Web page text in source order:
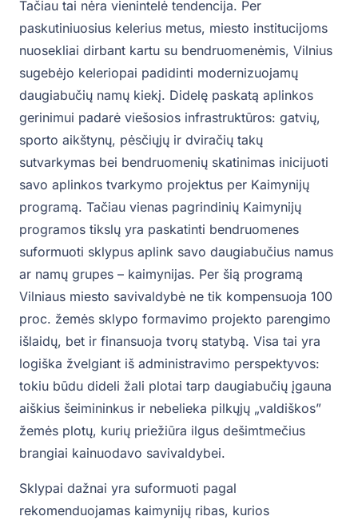
Tačiau tai nėra vienintelė tendencija. Per
paskutiniuosius kelerius metus, miesto institucijoms
nuosekliai dirbant kartu su bendruomenėmis, Vilnius
sugebėjo keleriopai padidinti modernizuojamų
daugiabučių namų kiekį. Didelę paskatą aplinkos
gerinimui padarė viešosios infrastruktūros: gatvių,
sporto aikštynų, pėsčiųjų ir dviračių takų
sutvarkymas bei bendruomenių skatinimas inicijuoti
savo aplinkos tvarkymo projektus per Kaimynijų
programą. Tačiau vienas pagrindinių Kaimynijų
programos tikslų yra paskatinti bendruomenes
suformuoti sklypus aplink savo daugiabučius namus
ar namų grupes – kaimynijas. Per šią programą
Vilniaus miesto savivaldybė ne tik kompensuoja 100
proc. žemės sklypo formavimo projekto parengimo
išlaidų, bet ir finansuoja tvorų statybą. Visa tai yra
logiška žvelgiant iš administravimo perspektyvos:
tokiu būdu dideli žali plotai tarp daugiabučių įgauna
aiškius šeimininkus ir nebelieka pilkųjų „valdiškos”
žemės plotų, kurių priežiūra ilgus dešimtmečius
brangiai kainuodavo savivaldybei.
Sklypai dažnai yra suformuoti pagal
rekomenduojamas kaimynijų ribas, kurios